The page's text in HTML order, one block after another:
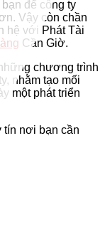
để công ty
Vậy còn chần
hệ với Phát Tài
Cần Giờ.
chương trình
nhằm tạo mối
một phát triển
tín nơi bạn cần